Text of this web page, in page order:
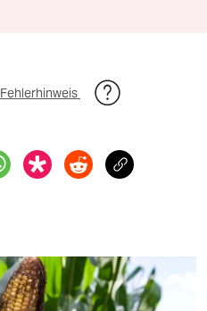
Fehlerhinweis